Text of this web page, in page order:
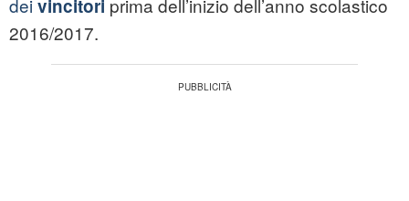
deivincitori prima dell’inizio dell’anno scolastico
2016/2017.